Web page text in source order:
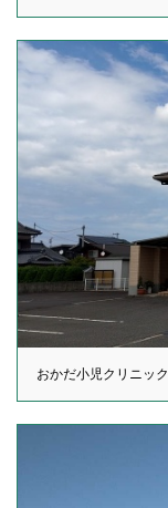
おかだ小児クリニック